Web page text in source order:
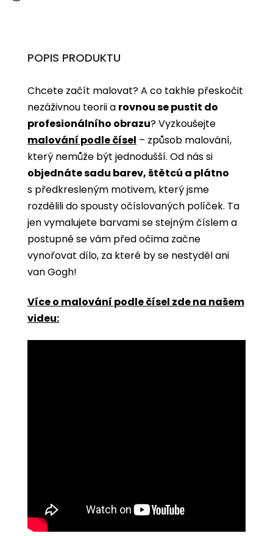
POPIS PRODUKTU
Chcete začít malovat? A co takhle přeskočit
nezáživnou teorii a rovnou se pustit do
profesionálního obrazu? Vyzkoušejte
malování podle čísel ­­– způsob malování,
který nemůže být jednodušší. Od nás si
objednáte sadu barev, štětců a plátno
s předkresleným motivem, který jsme
rozdělili do spousty očíslovaných políček. Ta
jen vymalujete barvami se stejným číslem a
postupně se vám před očima začne
vynořovat dílo, za které by se nestyděl ani
van Gogh!
Více o malování podle čísel zde na našem
videu: